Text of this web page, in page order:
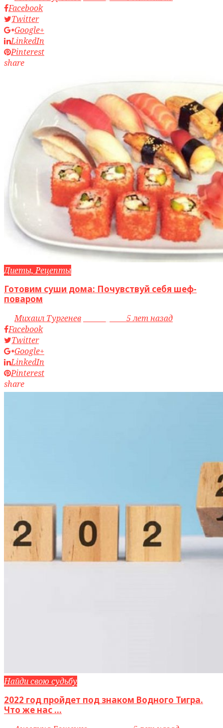
Facebook
Twitter
Google+
LinkedIn
Pinterest
share
Диеты, Рецепты
Готовим суши дома: Почувствуй себя шеф-
поваром
byМихаил Тургенев
5 лет назад
Facebook
Twitter
Google+
LinkedIn
Pinterest
share
Найди свою судьбу
2022 год пройдет под знаком Водного Тигра.
Что же нас ...